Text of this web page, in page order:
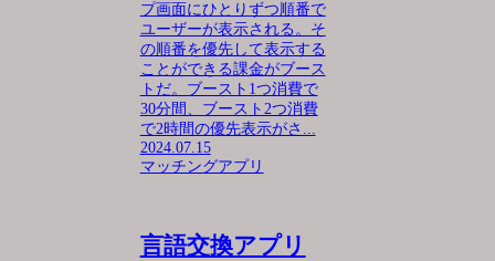
プ画面にひとりずつ順番で
ユーザーが表示される。そ
の順番を優先して表示する
ことができる課金がブース
トだ。ブースト1つ消費で
30分間、ブースト2つ消費
で2時間の優先表示がさ...
2024.07.15
マッチングアプリ
言語交換アプリ